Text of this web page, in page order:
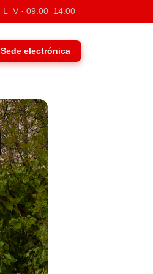
L–V · 09:00–14:00
Sede electrónica